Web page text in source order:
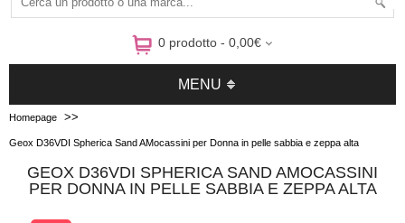
0 prodotto - 0,00€
MENU
Homepage >>
Geox D36VDI Spherica Sand AMocassini per Donna in pelle sabbia e zeppa alta
GEOX D36VDI SPHERICA SAND AMOCASSINI
PER DONNA IN PELLE SABBIA E ZEPPA ALTA